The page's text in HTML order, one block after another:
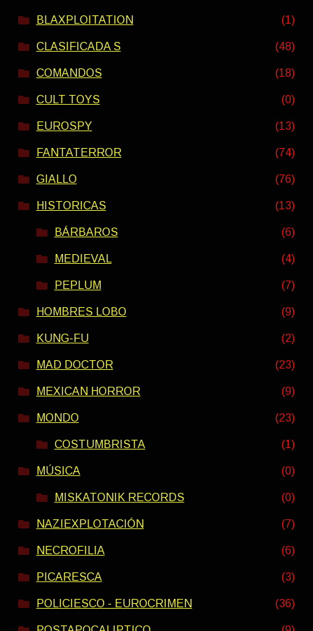
BLAXPLOITATION (1)
CLASIFICADA S (48)
COMANDOS (18)
CULT TOYS (0)
EUROSPY (13)
FANTATERROR (74)
GIALLO (76)
HISTORICAS (13)
BÁRBAROS (6)
MEDIEVAL (4)
PEPLUM (7)
HOMBRES LOBO (9)
KUNG-FU (2)
MAD DOCTOR (23)
MEXICAN HORROR (9)
MONDO (23)
COSTUMBRISTA (1)
MÚSICA (0)
MISKATONIK RECORDS (0)
NAZIEXPLOTACIÓN (7)
NECROFILIA (6)
PICARESCA (3)
POLICIESCO - EUROCRIMEN (36)